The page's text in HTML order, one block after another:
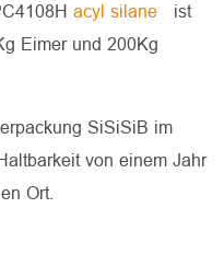
acyl silane
ist
Eimer und 200Kg
SiSiSiB im
von einem Jahr
Ort.